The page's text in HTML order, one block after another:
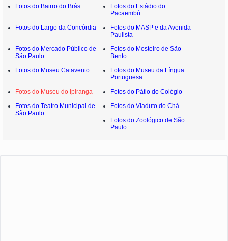
Fotos do Bairro do Brás
Fotos do Estádio do
Pacaembú
Fotos do Largo da Concórdia
Fotos do MASP e da Avenida
Paulista
Fotos do Mercado Público de
São Paulo
Fotos do Mosteiro de São
Bento
Fotos do Museu Catavento
Fotos do Museu da Língua
Portuguesa
Fotos do Museu do Ipiranga
Fotos do Pátio do Colégio
Fotos do Teatro Municipal de
São Paulo
Fotos do Viaduto do Chá
Fotos do Zoológico de São
Paulo